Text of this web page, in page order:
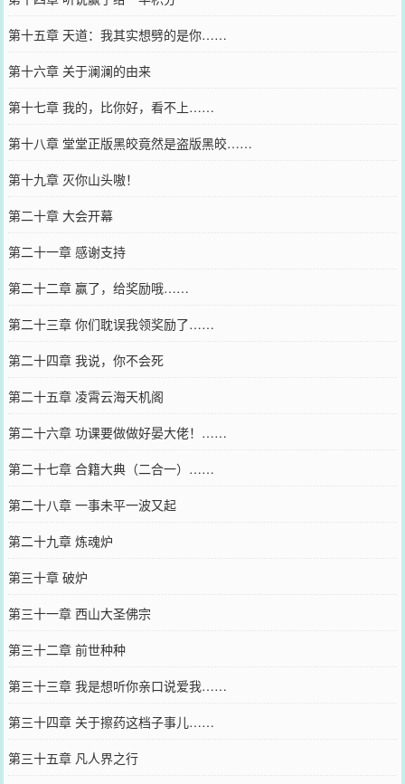
第十五章 天道：我其实想劈的是你……
第十六章 关于澜澜的由来
第十七章 我的，比你好，看不上……
第十八章 堂堂正版黑皎竟然是盗版黑皎……
第十九章 灭你山头嗷！
第二十章 大会开幕
第二十一章 感谢支持
第二十二章 赢了，给奖励哦……
第二十三章 你们耽误我领奖励了……
第二十四章 我说，你不会死
第二十五章 凌霄云海天机阁
第二十六章 功课要做做好晏大佬！……
第二十七章 合籍大典（二合一）……
第二十八章 一事未平一波又起
第二十九章 炼魂炉
第三十章 破炉
第三十一章 西山大圣佛宗
第三十二章 前世种种
第三十三章 我是想听你亲口说爱我……
第三十四章 关于擦药这档子事儿……
第三十五章 凡人界之行